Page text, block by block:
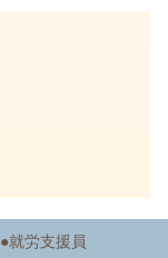
●就労支援員